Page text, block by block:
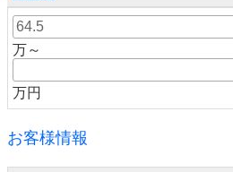
万～
万円
お客様情報